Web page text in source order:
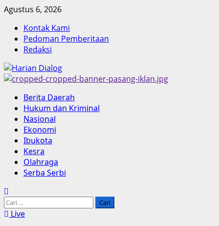
Skip
content
Agustus 6, 2026
Kontak Kami
Pedoman Pemberitaan
Redaksi
Primary
Menu
Berita Daerah
Hukum dan Kriminal
Nasional
Ekonomi
Ibukota
Kesra
Olahraga
Serba Serbi
Cari
untuk:
Live